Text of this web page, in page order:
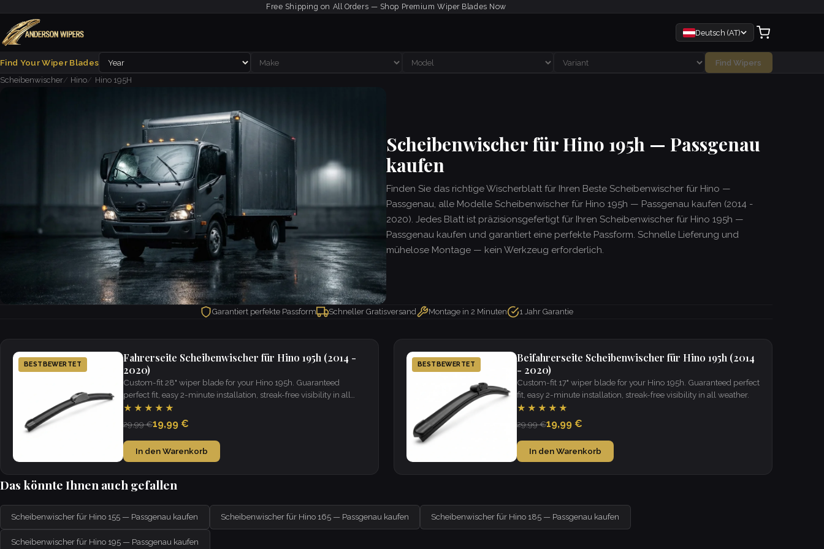
Free Shipping on All Orders — Shop Premium Wiper Blades Now
Deutsch (AT)
Find Your Wiper Blades
Find Wipers
Scheibenwischer
Hino Hino 195H
Scheibenwischer für Hino 195h — Passgenau
kaufen
Finden Sie das richtige Wischerblatt für Ihren Beste Scheibenwischer für Hino —
Passgenau, alle Modelle Scheibenwischer für Hino 195h — Passgenau kaufen (2014 -
2020). Jedes Blatt ist präzisionsgefertigt für Ihren Scheibenwischer für Hino 195h —
Passgenau kaufen und garantiert eine perfekte Passform. Schnelle Lieferung und
mühelose Montage — kein Werkzeug erforderlich.
Garantiert perfekte Passform Schneller Gratisversand Montage in 2 Minuten 1 Jahr Garantie
BESTBEWERTET
Fahrerseite Scheibenwischer für Hino 195h (2014 -
2020)
Custom-fit 28" wiper blade for your Hino 195h. Guaranteed
perfect fit, easy 2-minute installation, streak-free visibility in all
weather.
★★★★★
29,99 €19,99 €
In den Warenkorb
BESTBEWERTET
Beifahrerseite Scheibenwischer für Hino 195h (2014
- 2020)
Custom-fit 17" wiper blade for your Hino 195h. Guaranteed perfect
fit, easy 2-minute installation, streak-free visibility in all weather.
★★★★★
29,99 €19,99 €
In den Warenkorb
Das könnte Ihnen auch gefallen
Scheibenwischer für Hino 155 — Passgenau kaufen Scheibenwischer für Hino 165 — Passgenau kaufen Scheibenwischer für Hino 185 — Passgenau kaufen
Scheibenwischer für Hino 195 — Passgenau kaufen